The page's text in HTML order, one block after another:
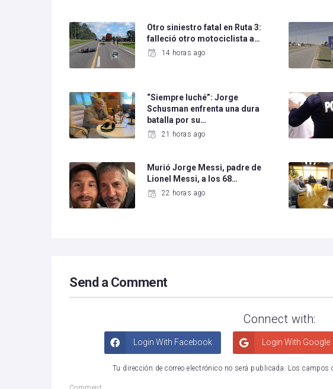
Otro siniestro fatal en Ruta 3:
falleció otro motociclista a…
14 horas ago
“Siempre luché”: Jorge
Schusman enfrenta una dura
batalla por su…
21 horas ago
Murió Jorge Messi, padre de
Lionel Messi, a los 68…
22 horas ago
Send a Comment
Connect with:
Login With Facebook Login With Google
Tu dirección de correo electrónico no será publicada. Los campos